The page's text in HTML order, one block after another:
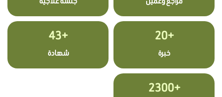
+20
خبرة
+43
شهادة
+2300